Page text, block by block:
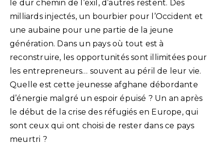
le dur chemin de l’exil, d’autres restent. Des
milliards injectés, un bourbier pour l’Occident et
une aubaine pour une partie de la jeune
génération. Dans un pays où tout est à
reconstruire, les opportunités sont illimitées pour
les entrepreneurs… souvent au péril de leur vie.
Quelle est cette jeunesse afghane débordante
d’énergie malgré un espoir épuisé ? Un an après
le début de la crise des réfugiés en Europe, qui
sont ceux qui ont choisi de rester dans ce pays
meurtri ?